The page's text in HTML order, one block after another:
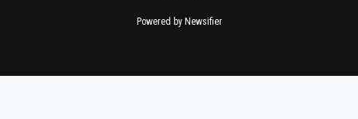
Powered by Newsifier